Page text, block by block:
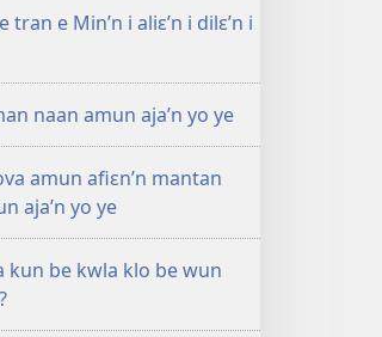
i
yɛ
ndrunmun
dilɛ’n
su
tranman
lɛ
kun’n
tran e Min’n i aliɛ’n i dilɛ’n i
naan amun aja’n yo ye
amun afiɛn’n mantan
aja’n yo ye
kun be kwla klo be wun